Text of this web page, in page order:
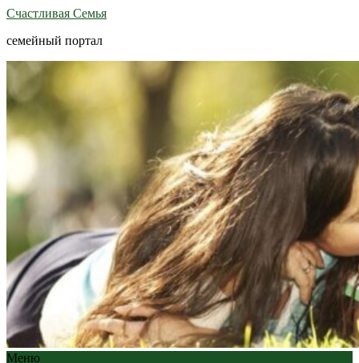
Счастливая Семья
семейный портал
Меню